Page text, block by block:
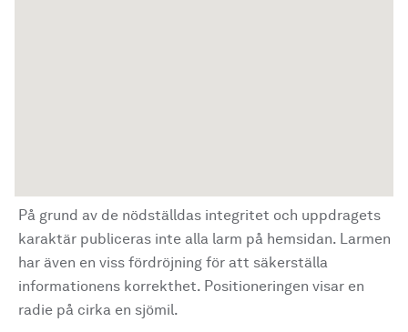
På grund av de nödställdas integritet och uppdragets
karaktär publiceras inte alla larm på hemsidan. Larmen
har även en viss fördröjning för att säkerställa
informationens korrekthet. Positioneringen visar en
radie på cirka en sjömil.